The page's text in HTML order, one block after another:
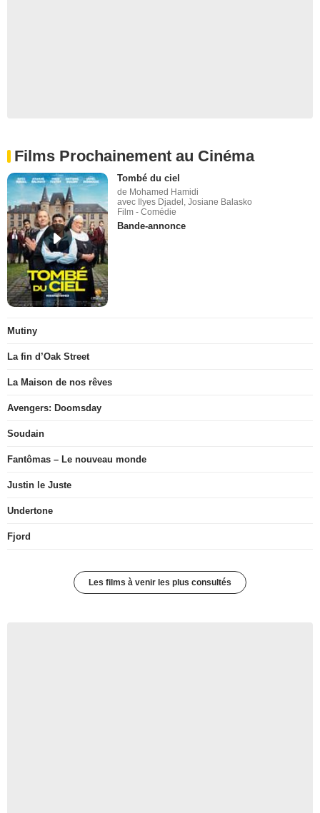
Films Prochainement au Cinéma
Tombé du ciel
de Mohamed Hamidi
avec Ilyes Djadel, Josiane Balasko
Film - Comédie
Bande-annonce
Mutiny
La fin d’Oak Street
La Maison de nos rêves
Avengers: Doomsday
Soudain
Fantômas – Le nouveau monde
Justin le Juste
Undertone
Fjord
Les films à venir les plus consultés